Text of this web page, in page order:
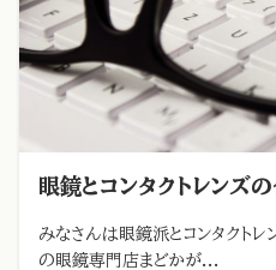
眼鏡とコンタクトレンズ
みなさんは眼鏡派とコンタクトレ
の眼鏡専門店まどかが...